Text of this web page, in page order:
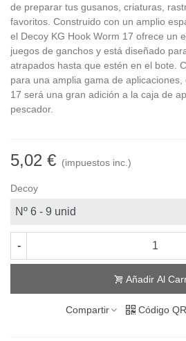
de preparar tus gusanos, criaturas,
favoritos. Construido con un amplio
el Decoy KG Hook Worm 17 ofrece un
juegos de ganchos y está diseñado
atrapados hasta que estén en el bote.
para una amplia gama de aplicaciones,
17 será una gran adición a la caja de
pescador.
5,02 € (impuestos inc.)
Decoy
-
Añadir Al
Compartir Código QR